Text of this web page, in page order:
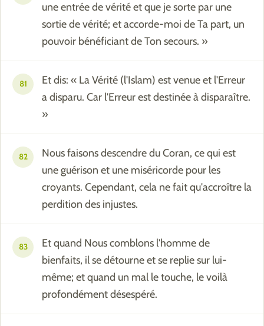
une entrée de vérité et que je sorte par une
sortie de vérité; et accorde-moi de Ta part, un
pouvoir bénéficiant de Ton secours. »
81
Et dis: « La Vérité (l'Islam) est venue et l'Erreur
a disparu. Car l'Erreur est destinée à disparaître.
»
82
Nous faisons descendre du Coran, ce qui est
une guérison et une miséricorde pour les
croyants. Cependant, cela ne fait qu'accroître la
perdition des injustes.
83
Et quand Nous comblons l'homme de
bienfaits, il se détourne et se replie sur lui-
même; et quand un mal le touche, le voilà
profondément désespéré.